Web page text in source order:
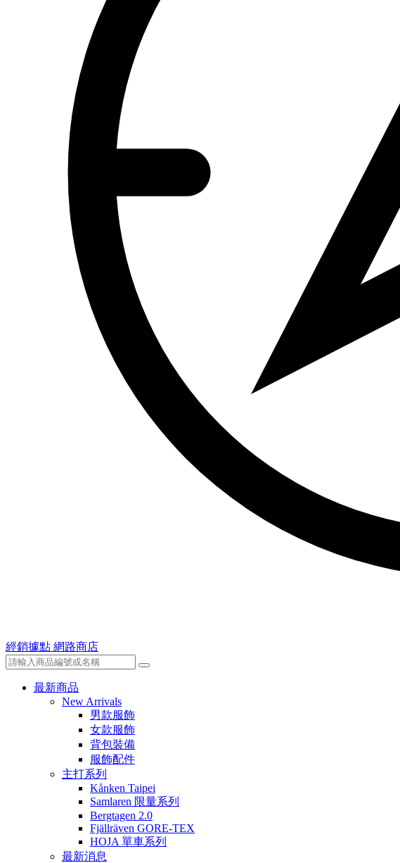
經銷據點 網路商店
最新商品
New Arrivals
男款服飾
女款服飾
背包裝備
服飾配件
主打系列
Kånken Taipei
Samlaren 限量系列
Bergtagen 2.0
Fjällräven GORE-TEX
HOJA 單車系列
最新消息